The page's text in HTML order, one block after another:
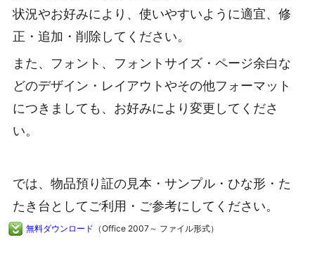
状況やお好みにより、使いやすいように適宜、修
正・追加・削除してください。
また、フォント、フォントサイズ・ページ余白な
どのデザイン・レイアウトやその他フォーマット
につきましても、お好みにより変更してくださ
い。
では、物品預り証の見本・サンプル・ひな形・た
たき台としてご利用・ご参考にしてください。
無料ダウンロード （Office 2007～ ファイル形式）